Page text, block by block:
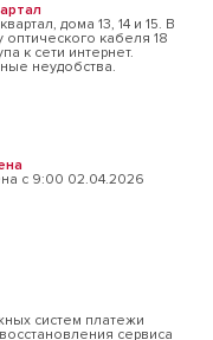
дома 13, 14 и 15. В
кабеля 18
к сети интернет.
неудобства.
с 9:00 02.04.2026
систем платежи
сервиса